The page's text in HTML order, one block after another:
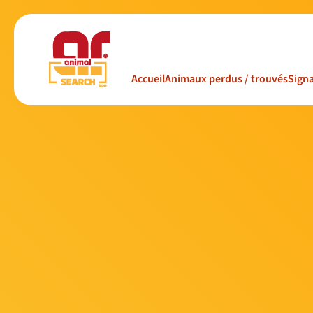
AccueilAnimaux perdus / trouvés